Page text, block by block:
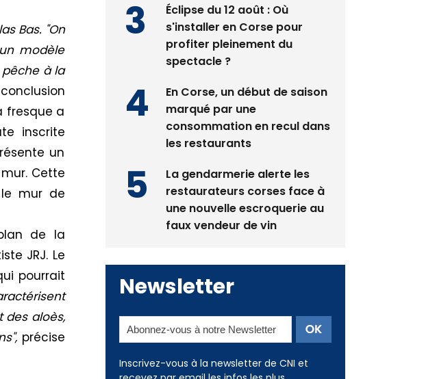
Bas. "On
modèle
à la
fresque a
inscrite
un
Cette
mur de
de la
JRJ. Le
pourrait
aloès,
précise
profiter pleinement du
spectacle ?
En Corse, un début de saison
consommation en recul dans
les restaurants
La gendarmerie alerte les
une nouvelle escroquerie au
faux vendeur de vin
Inscrivez-vous à la newsletter de CNI et
recevez par email les infos les plus
importantes et une sélection de nos